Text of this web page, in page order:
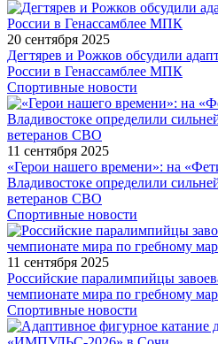
20 сентября 2025
Дегтярев и Рожков обсудили
России в Генассамблее МПК
Спортивные новости
11 сентября 2025
«Герои нашего времени»: на
Владивостоке определили
ветеранов СВО
Спортивные новости
11 сентября 2025
Российские паралимпийцы
чемпионате мира по гребному
Спортивные новости